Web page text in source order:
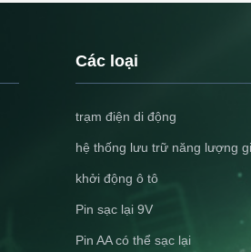
Các loại
trạm điện di động
hệ thống lưu trữ năng lượng
khởi động ô tô
Pin sạc lại 9V
Pin AA có thể sạc lại